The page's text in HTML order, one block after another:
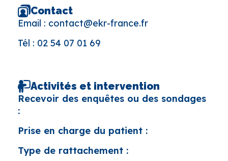
Contact
Email : contact@ekr-france.fr
Tél : 02 54 07 01 69
Activités et intervention
Recevoir des enquêtes ou des sondages
:
Prise en charge du patient :
Type de rattachement :